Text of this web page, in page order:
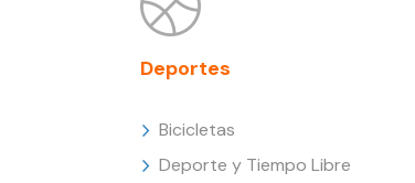
Deportes
Bicicletas
Deporte y Tiempo Libre